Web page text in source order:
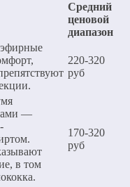
Средний
ценовой
диапазон
220-320
руб
—
в том
170-320
руб